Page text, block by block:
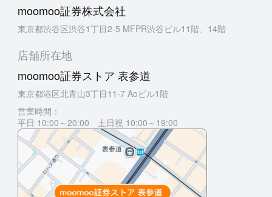
moomoo証券株式会社
東京都渋谷区渋谷1丁目2-5 MFPR渋谷ビル11階、14階
店舗所在地
moomoo証券ストア 表参道
東京都港区北青山3丁目11-7 Aoビル1階
営業時間：
平日 10:00～20:00 土日祝 10:00～19:00